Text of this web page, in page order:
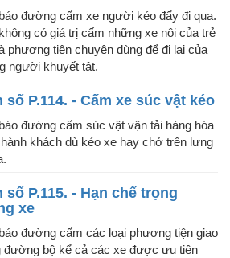
đường cấm xe người kéo đẩy đi qua.
có giá trị cấm những xe nôi của trẻ
phương tiện chuyên dùng để đi lại của
người khuyết tật.
số P.114. - Cấm xe súc vật kéo
đường cấm súc vật vận tải hàng hóa
khách dù kéo xe hay chở trên lưng
số P.115. - Hạn chế trọng
xe
đường cấm các loại phương tiện giao
đường bộ kể cả các xe được ưu tiên